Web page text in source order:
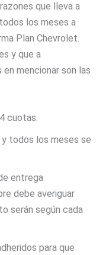
que lleva a
los meses a
Plan Chevrolet.
y que a
mencionar son las
cuotas.
todos los meses se
entrega
debe averiguar
serán según cada
para que